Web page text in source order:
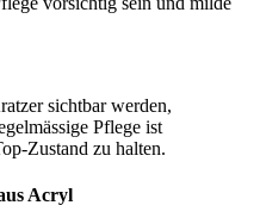
sichtbar werden,
Pflege ist
Zustand zu halten.
Acryl